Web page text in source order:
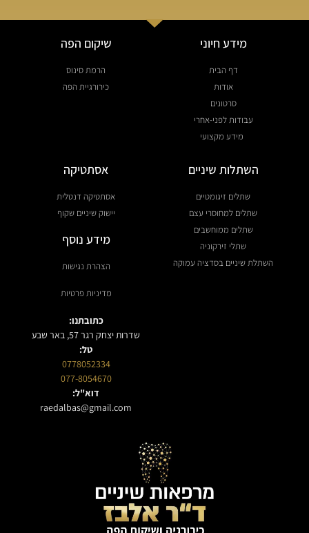
מידע חיוני
דף הבית
אודות
סרטונים
עבודות לפני-אחרי
מידע מקצועי
שיקום הפה
הרמת סינוס
כירורגיית הפה
השתלות שיניים
שתלים זיגומטיים
שתלים למחוסרי עצם
שתלים ממוחשבים
שתלי זירקוניה
השתלת שיניים בסדציה עמוקה
אסתטיקה
אסתטיקה דנטלית
יישוק שיניים שקוף
מידע נוסף
הצהרת נגישות
מדיניות פרטיות
כתובתנו:
שדרות יצחק רגר 57, באר שבע
טל:
0778052334
077-8054670
דוא"ל:
raedalbas@gmail.com